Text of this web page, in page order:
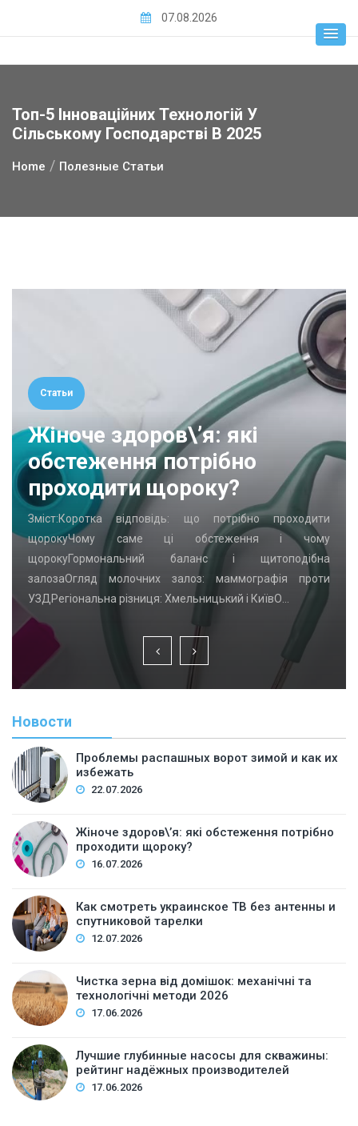
07.08.2026
Топ-5 Інноваційних Технологій У
Сільському Господарстві В 2025
Home Полезные Статьи
Статьи
Жіноче здоров\’я: які
обстеження потрібно
проходити щороку?
Зміст:Коротка відповідь: що потрібно проходити
щорокуЧому саме ці обстеження і чому
щорокуГормональний баланс і щитоподібна
залозаОгляд молочних залоз: маммографія проти
УЗДРегіональна різниця: Хмельницький і КиївО…
Новости
Проблемы распашных ворот зимой и как их
избежать
22.07.2026
Жіноче здоров\’я: які обстеження потрібно
проходити щороку?
16.07.2026
Как смотреть украинское ТВ без антенны и
спутниковой тарелки
12.07.2026
Чистка зерна від домішок: механічні та
технологічні методи 2026
17.06.2026
Лучшие глубинные насосы для скважины:
рейтинг надёжных производителей
17.06.2026